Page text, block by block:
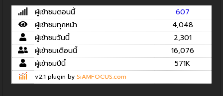
ผู้เข้าชมตอนนี้
607
ผู้เข้าชมทุกหน้า
4,048
ผู้เข้าชมวันนี้
2,301
ผู้เข้าชมเดือนนี้
16,076
ผู้เข้าชมปีนี้
571K
v2.1 plugin by SiAMFOCUS.com